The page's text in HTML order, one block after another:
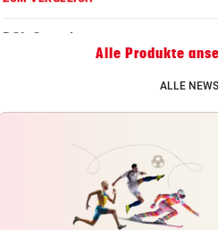
Alle Produkte
ALLE